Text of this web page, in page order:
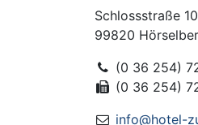
Schlossstraße 10
99820
(0 36 254)
(0 36 254)
info@hotel-